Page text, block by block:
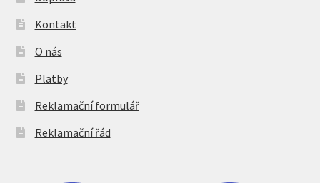
Kontakt
O nás
Platby
Reklamační formulář
Reklamační řád